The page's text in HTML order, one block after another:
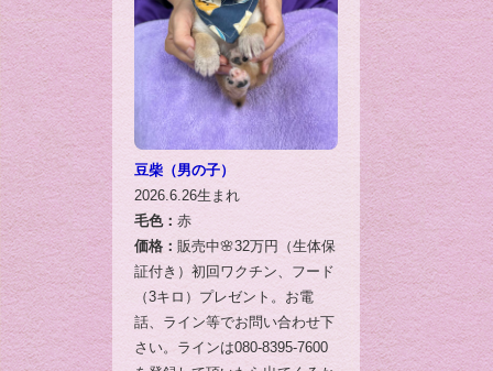
豆柴（男の子）
2026.6.26生まれ
毛色： 赤
価格： 販売中🌸32万円（生体保
証付き）初回ワクチン、フード
（3キロ）プレゼント。お電
話、ライン等でお問い合わせ下
さい。ラインは080-8395-7600